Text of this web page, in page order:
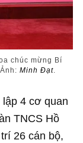
chúc mừng Bí
Ảnh:Minh Đạt.
4 cơ quan
TNCS Hồ
26 cán bộ,